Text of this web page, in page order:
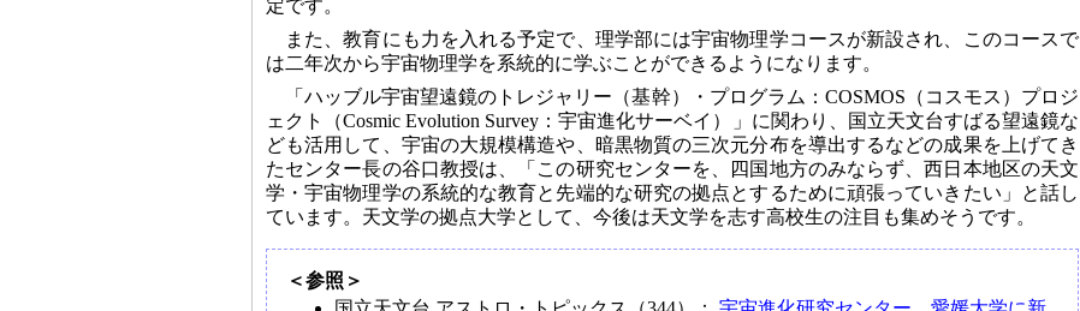
定です。
また、教育にも力を入れる予定で、理学部には宇宙物理学コースが新設され、このコースで
は二年次から宇宙物理学を系統的に学ぶことができるようになります。
「ハッブル宇宙望遠鏡のトレジャリー（基幹）・プログラム：COSMOS（コスモス）プロジ
ェクト（Cosmic Evolution Survey：宇宙進化サーベイ）」に関わり、国立天文台すばる望遠鏡な
ども活用して、宇宙の大規模構造や、暗黒物質の三次元分布を導出するなどの成果を上げてき
たセンター長の谷口教授は、「この研究センターを、四国地方のみならず、西日本地区の天文
学・宇宙物理学の系統的な教育と先端的な研究の拠点とするために頑張っていきたい」と話し
ています。天文学の拠点大学として、今後は天文学を志す高校生の注目も集めそうです。
＜参照＞